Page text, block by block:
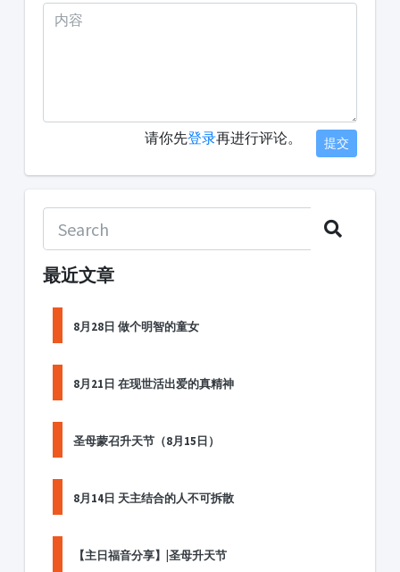
请你先登录再进行评论。 提交
最近文章
8月28日 做个明智的童女
8月21日 在现世活出爱的真精神
圣母蒙召升天节（8月15日）
8月14日 天主结合的人不可拆散
【主日福音分享】|圣母升天节